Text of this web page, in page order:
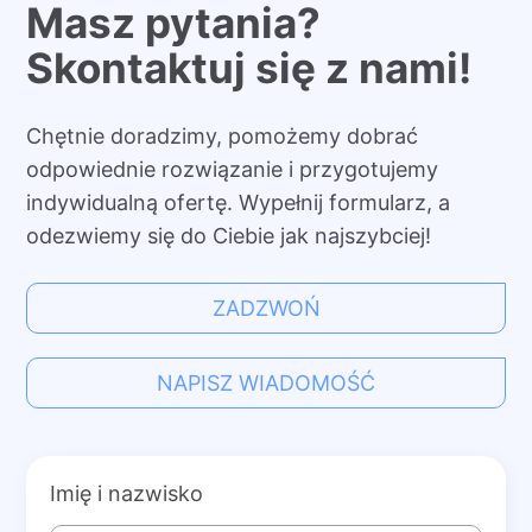
Masz pytania?
Skontaktuj się z nami!
Chętnie doradzimy, pomożemy dobrać
odpowiednie rozwiązanie i przygotujemy
indywidualną ofertę. Wypełnij formularz, a
odezwiemy się do Ciebie jak najszybciej!
ZADZWOŃ
NAPISZ WIADOMOŚĆ
Imię i nazwisko